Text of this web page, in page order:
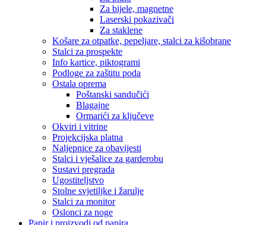
Za bijele, magnetne
Laserski pokazivači
Za staklene
Košare za otpatke, pepeljare, stalci za kišobrane
Stalci za prospekte
Info kartice, piktogrami
Podloge za zaštitu poda
Ostala oprema
Poštanski sandučići
Blagajne
Ormarići za ključeve
Okviri i vitrine
Projekcijska platna
Naljepnice za obavijesti
Stalci i vješalice za garderobu
Sustavi pregrada
Ugostiteljstvo
Stolne svjetiljke i žarulje
Stalci za monitor
Oslonci za noge
Papir i proizvodi od papira